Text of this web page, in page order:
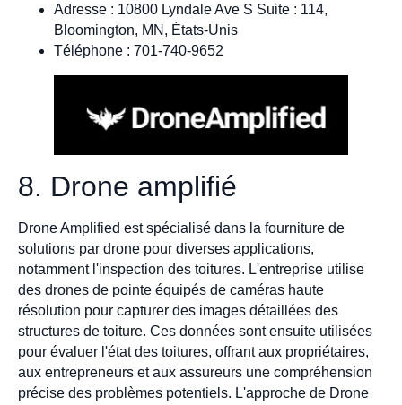
Adresse : 10800 Lyndale Ave S Suite : 114,
Bloomington, MN, États-Unis
Téléphone : 701-740-9652
8. Drone amplifié
Drone Amplified est spécialisé dans la fourniture de
solutions par drone pour diverses applications,
notamment l'inspection des toitures. L'entreprise utilise
des drones de pointe équipés de caméras haute
résolution pour capturer des images détaillées des
structures de toiture. Ces données sont ensuite utilisées
pour évaluer l'état des toitures, offrant aux propriétaires,
aux entrepreneurs et aux assureurs une compréhension
précise des problèmes potentiels. L'approche de Drone